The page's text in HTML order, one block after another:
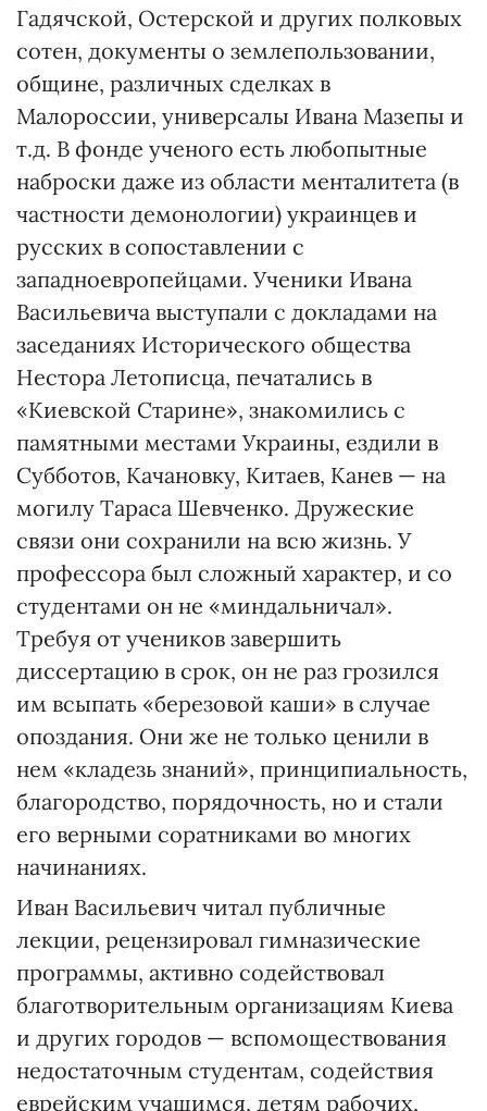
Гадячской, Остерской и других полковых
сотен, документы о землепользовании,
общине, различных сделках в
Малороссии, универсалы Ивана Мазепы и
т.д. В фонде ученого есть любопытные
наброски даже из области менталитета (в
частности демонологии) украинцев и
русских в сопоставлении с
западноевропейцами. Ученики Ивана
Васильевича выступали с докладами на
заседаниях Исторического общества
Нестора Летописца, печатались в
«Киевской Старине», знакомились с
памятными местами Украины, ездили в
Субботов, Качановку, Китаев, Канев — на
могилу Тараса Шевченко. Дружеские
связи они сохранили на всю жизнь. У
профессора был сложный характер, и со
студентами он не «миндальничал».
Требуя от учеников завершить
диссертацию в срок, он не раз грозился
им всыпать «березовой каши» в случае
опоздания. Они же не только ценили в
нем «кладезь знаний», принципиальность,
благородство, порядочность, но и стали
его верными соратниками во многих
начинаниях.
Иван Васильевич читал публичные
лекции, рецензировал гимназические
программы, активно содействовал
благотворительным организациям Киева
и других городов — вспомоществования
недостаточным студентам, содействия
еврейским учащимся, детям рабочих,